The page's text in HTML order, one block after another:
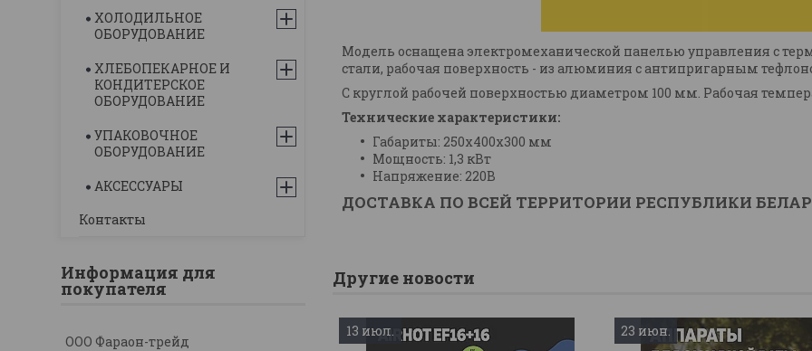
Модель оснащена электромеханической панелью управления с
стали, рабочая поверхность - из алюминия с антипригарным
С круглой рабочей поверхностью диаметром 100 мм. Рабочая
Технические характеристики:
Габариты: 250х400х300 мм
Мощность: 1,3 кВт
Напряжение: 220В
ДОСТАВКА ПО ВСЕЙ ТЕРРИТОРИИ РЕСПУБЛИКИ
Другие новости
13 июл. 23 июн.
ХОЛОДИЛЬНОЕ
ОБОРУДОВАНИЕ
ХЛЕБОПЕКАРНОЕ И
КОНДИТЕРСКОЕ
ОБОРУДОВАНИЕ
УПАКОВОЧНОЕ
ОБОРУДОВАНИЕ
АКСЕССУАРЫ
Контакты
Информация для
покупателя
ООО Фараон-трейд